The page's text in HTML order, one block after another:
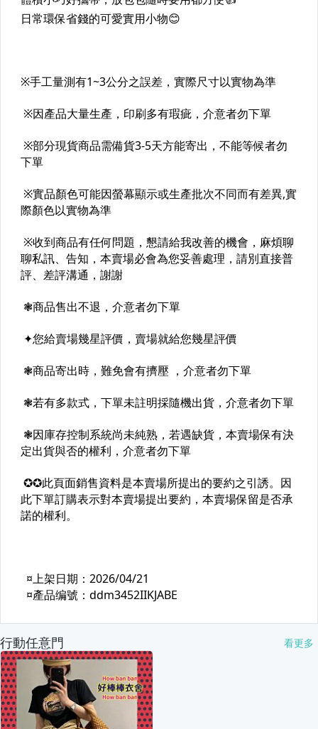
行動任意門 看更多